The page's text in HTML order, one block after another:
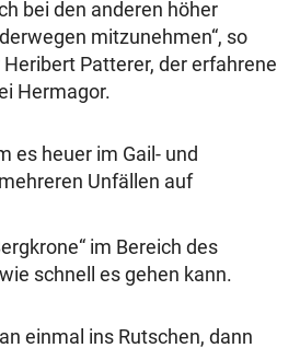
bei den anderen höher
mitzunehmen“, so
Patterer, der erfahrene
Hermagor.
es heuer im Gail- und
Unfällen auf
im Bereich des
schnell es gehen kann.
einmal ins Rutschen, dann